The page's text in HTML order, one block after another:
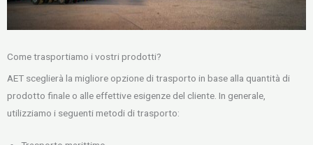
Come trasportiamo i vostri prodotti?
AET sceglierà la migliore opzione di trasporto in base alla quantità di
prodotto finale o alle effettive esigenze del cliente. In generale,
utilizziamo i seguenti metodi di trasporto: